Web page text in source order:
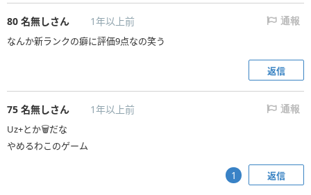
80 名無しさん 1年以上前 通報
なんか新ランクの癖に評価9点なの笑う
返信
75 名無しさん 1年以上前 通報
Uz+とか🗑️だな
やめるわこのゲーム
返信
1